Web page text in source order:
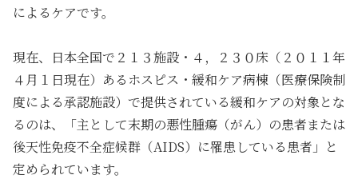
によるケアです。
現在、日本全国で２１３施設・４，２３０床（２０１１年
４月１日現在）あるホスピス・緩和ケア病棟（医療保険制
度による承認施設）で提供されている緩和ケアの対象とな
るのは、「主として末期の悪性腫瘍（がん）の患者または
後天性免疫不全症候群（AIDS）に罹患している患者」と
定められています。